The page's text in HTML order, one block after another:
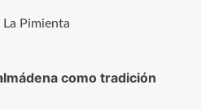
como tradición